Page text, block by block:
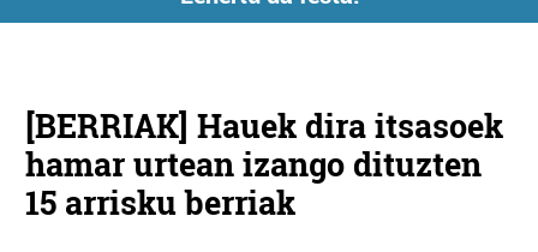
[BERRIAK] Hauek dira itsasoek
hamar urtean izango dituzten
15 arrisku berriak